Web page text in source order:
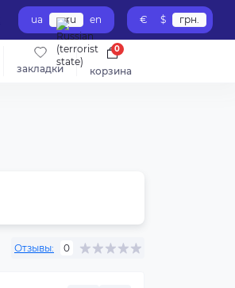
ua ru en € $ грн.
закладки корзина
0
Отзывы: 0